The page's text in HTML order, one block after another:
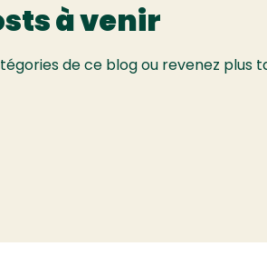
à venir
de ce blog ou revenez plus